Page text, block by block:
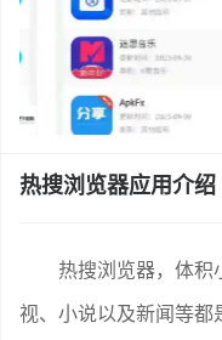
热搜浏览器应用介绍
热搜浏览器，体积
视、小说以及新闻等都